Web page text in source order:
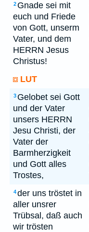
2 Gnade sei mit
euch und Friede
von Gott, unserm
Vater, und dem
HERRN Jesus
Christus!
LUT
3 Gelobet sei Gott
und der Vater
unsers HERRN
Jesu Christi, der
Vater der
Barmherzigkeit
und Gott alles
Trostes,
4der uns tröstet in
aller unsrer
Trübsal, daß auch
wir trösten